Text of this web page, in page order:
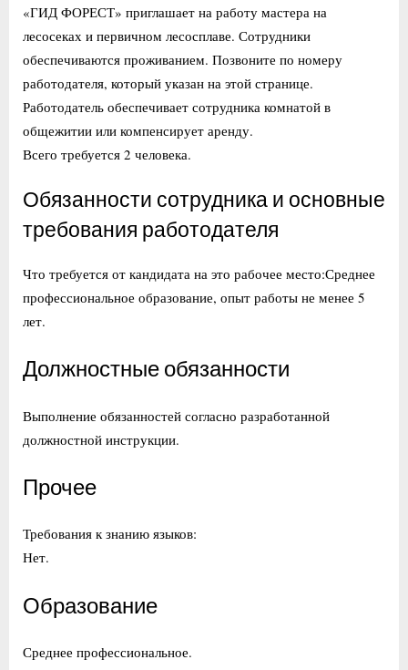
«ГИД ФОРЕСТ» приглашает на работу мастера на
лесосеках и первичном лесосплаве. Сотрудники
обеспечиваются проживанием. Позвоните по номеру
работодателя, который указан на этой странице.
Работодатель обеспечивает сотрудника комнатой в
общежитии или компенсирует аренду.
Всего требуется 2 человека.
Обязанности сотрудника и основные
требования работодателя
Что требуется от кандидата на это рабочее место:Среднее
профессиональное образование, опыт работы не менее 5
лет.
Должностные обязанности
Выполнение обязанностей согласно разработанной
должностной инструкции.
Прочее
Требования к знанию языков:
Нет.
Образование
Среднее профессиональное.